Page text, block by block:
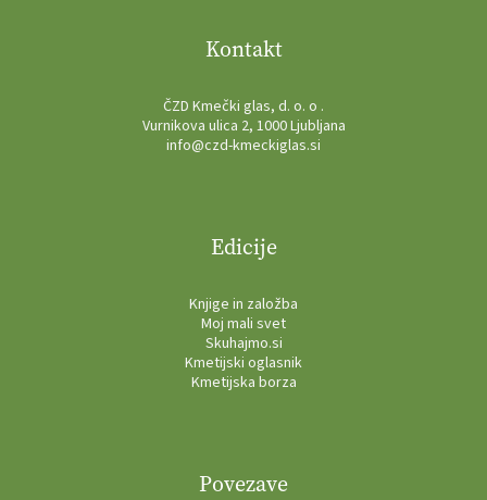
Kontakt
ČZD Kmečki glas, d. o. o .
Vurnikova ulica 2, 1000 Ljubljana
info@czd-kmeckiglas.si
Edicije
Knjige in založba
Moj mali svet
Skuhajmo.si
Kmetijski oglasnik
Kmetijska borza
Povezave